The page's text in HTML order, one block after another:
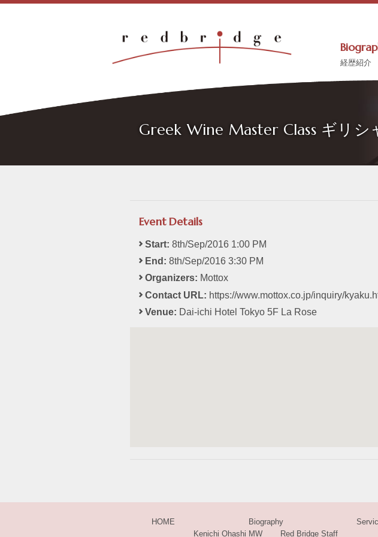
経歴紹介
Greek Wine Master Class ギリ
Event Details
Start: 8th/Sep/2016 1:00 PM
End: 8th/Sep/2016 3:30 PM
Organizers: Mottox
Contact URL: https://www.mottox.co.jp/inquiry/
Venue: Dai-ichi Hotel Tokyo 5F La Rose
HOME
Biography
Kenichi Ohashi MW
Red Bridge Staff